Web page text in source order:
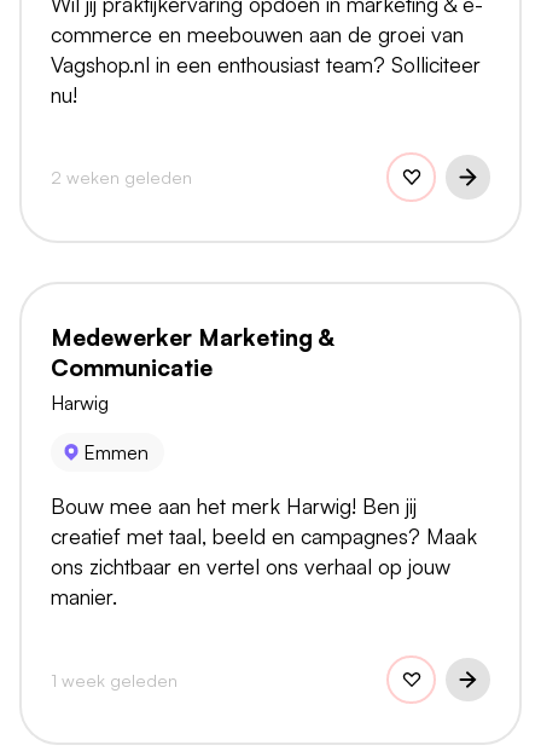
commerce en meebouwen aan de groei van
Vagshop.nl in een enthousiast team? Solliciteer
nu!
2 weken geleden
Medewerker Marketing &
Communicatie
Harwig
Emmen
Bouw mee aan het merk Harwig! Ben jij
creatief met taal, beeld en campagnes? Maak
ons zichtbaar en vertel ons verhaal op jouw
manier.
1 week geleden